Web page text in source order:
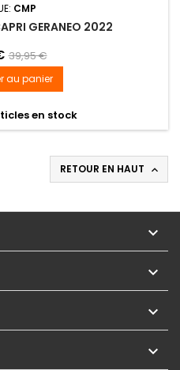
CMP
GERANEO 2022
39,95 €
au panier
en stock
RETOUR EN HAUT 



